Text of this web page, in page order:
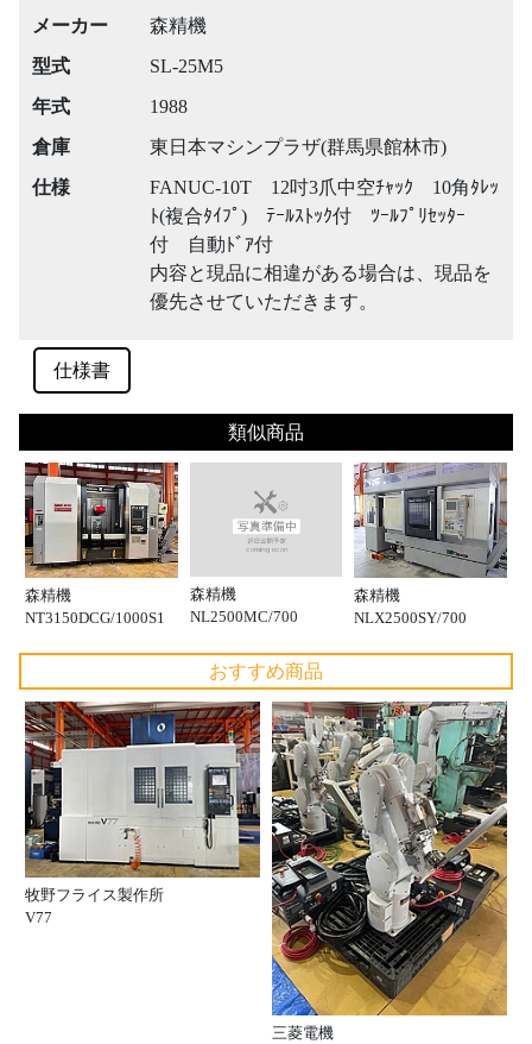
メーカー
森精機
型式
SL-25M5
年式
1988
倉庫
東日本マシンプラザ(群馬県館林市)
仕様
FANUC-10T 12吋3爪中空ﾁｬｯｸ 10角ﾀﾚｯ
ﾄ(複合ﾀｲﾌﾟ) ﾃｰﾙｽﾄｯｸ付 ﾂｰﾙﾌﾟﾘｾｯﾀｰ
付 自動ﾄﾞｱ付
内容と現品に相違がある場合は、現品を
優先させていただきます。
仕様書
類似商品
森精機
NT3150DCG/1000S1
森精機
NL2500MC/700
森精機
NLX2500SY/700
おすすめ商品
牧野フライス製作所
V77
三菱電機